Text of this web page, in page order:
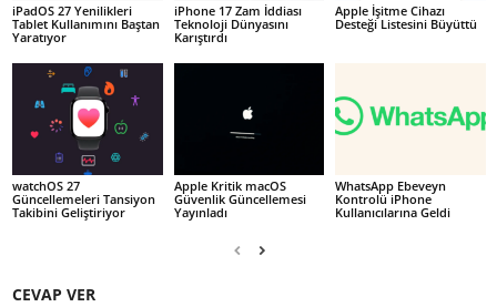
iPadOS 27 Yenilikleri
Tablet Kullanımını Baştan
Yaratıyor
iPhone 17 Zam İddiası
Teknoloji Dünyasını
Karıştırdı
Apple İşitme Cihazı
Desteği Listesini Büyüttü
watchOS 27
Güncellemeleri Tansiyon
Takibini Geliştiriyor
Apple Kritik macOS
Güvenlik Güncellemesi
Yayınladı
WhatsApp Ebeveyn
Kontrolü iPhone
Kullanıcılarına Geldi
CEVAP VER